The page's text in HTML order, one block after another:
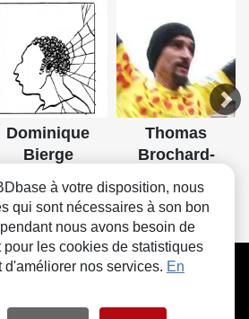
Dominique
Bierge
Thomas
Brochard-
Contact Cookies
à votre disposition, nous
qui sont nécessaires à son bon
nous avons besoin de
pour les cookies de statistiques
d'améliorer nos services. En